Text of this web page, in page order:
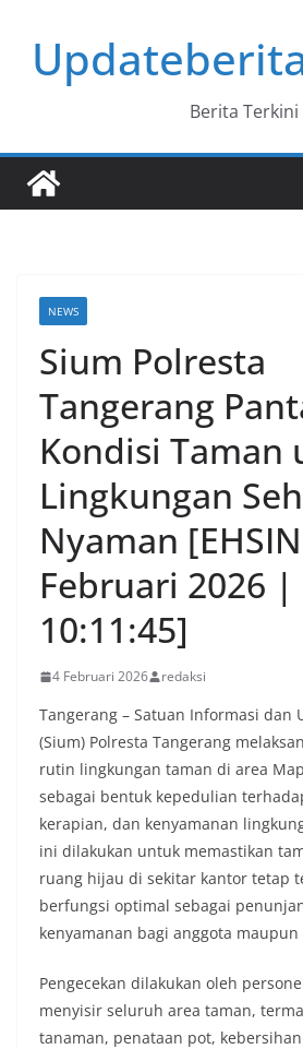
content
Berita Terkini
NEWS
Sium Polresta
Tangerang
Kondisi Taman
Lingkungan
Nyaman
Februari 2026 |
10:11:45]
4 Februari 2026 redaksi
Tangerang – Satuan Informasi dan
(Sium) Polresta Tangerang
rutin lingkungan taman di area
sebagai bentuk kepedulian
kerapian, dan kenyamanan
ini dilakukan untuk memastikan
ruang hijau di sekitar kantor tetap
berfungsi optimal sebagai
kenyamanan bagi anggota maupun
Pengecekan dilakukan oleh
menyisir seluruh area taman,
tanaman, penataan pot,